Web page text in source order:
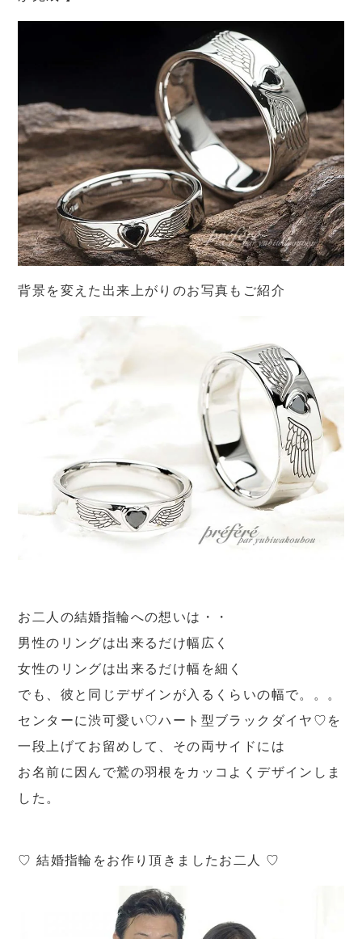
背景を変えた出来上がりのお写真もご紹介
お二人の結婚指輪への想いは・・
男性のリングは出来るだけ幅広く
女性のリングは出来るだけ幅を細く
でも、彼と同じデザインが入るくらいの幅で。。。
センターに渋可愛い♡ハート型ブラックダイヤ♡を
一段上げてお留めして、その両サイドには
お名前に因んで鷲の羽根をカッコよくデザインしま
した。
♡ 結婚指輪をお作り頂きましたお二人 ♡